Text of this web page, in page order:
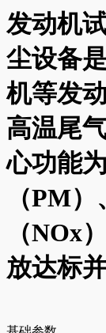
发动机
尘设备
机等发
高温尾
心功能
（PM
（NOx
放达标